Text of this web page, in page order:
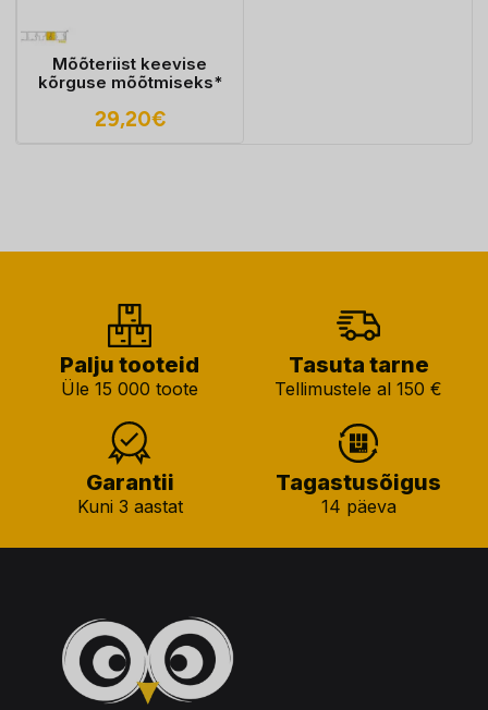
Mõõteriist keevise
kõrguse mõõtmiseks*
29,20€
Palju tooteid
Üle 15 000 toote
Tasuta tarne
Tellimustele al 150 €
Garantii
Kuni 3 aastat
Tagastusõigus
14 päeva